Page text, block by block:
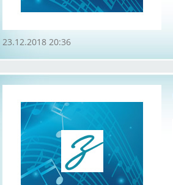
23.12.2018 20:36